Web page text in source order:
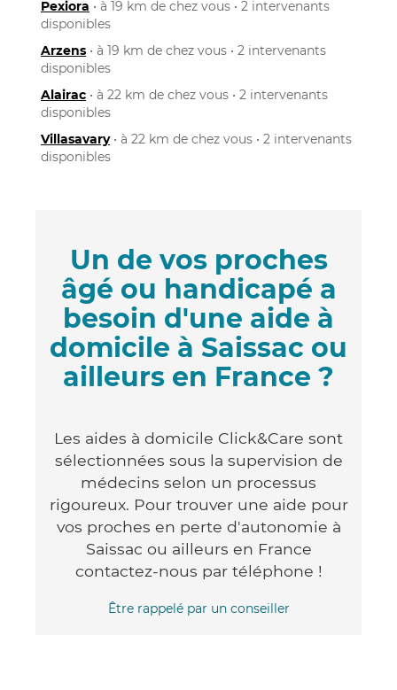
Pexiora • à 19 km de chez vous • 2 intervenants
disponibles
Arzens • à 19 km de chez vous • 2 intervenants
disponibles
Alairac • à 22 km de chez vous • 2 intervenants
disponibles
Villasavary• à 22 km de chez vous • 2 intervenants
disponibles
Un de vos proches
âgé ou handicapé a
besoin d'une aide à
domicile à Saissac ou
ailleurs en France ?
Les aides à domicile Click&Care sont
sélectionnées sous la supervision de
médecins selon un processus
rigoureux. Pour trouver une aide pour
vos proches en perte d'autonomie à
Saissac ou ailleurs en France
contactez-nous par téléphone !
Être rappelé par un conseiller